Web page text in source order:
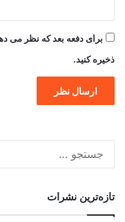
برای دفعه بعد که نظر می
ذخیره کنید.
تازه‌ترین نشرات